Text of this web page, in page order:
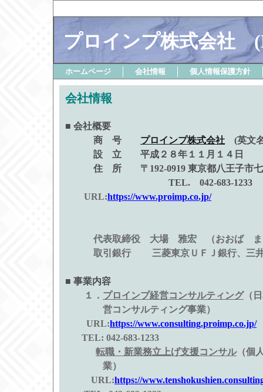
プロインプ株式会社
ホームページ 会社情報 個人情報保護方針
会社情報
■ 会社概要
商 号 プロインプ株式会社 (英文
設 立 平成２８年１１月１４日
住 所 〒192-0919 東京都八王子市七国
TEL. 042-683-1233 （
URL:https://www.proimp.co.jp/
代表取締役 大場 雅宏 （おおば ま
取引銀行 三菱東京ＵＦＪ銀行、三井住
■ 事業内容
１． プロインプ経営コンサルティング（
営コンサルティング事業）
URL:https://www.consulting.proimp.co.jp/
TEL: 042-683-1233
転職・新業務立上げ支援コンサル（個
業）
URL:https://